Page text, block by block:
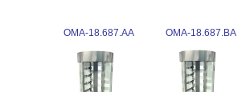
ОМА-18.687.АА ОМА-18.687.BA